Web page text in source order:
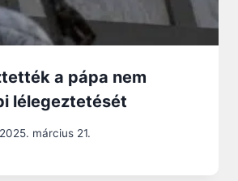
a pápa nem
lélegeztetését
2025. március 21.